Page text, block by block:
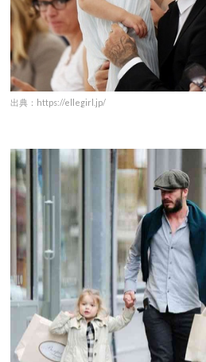
出典：https://ellegirl.jp/